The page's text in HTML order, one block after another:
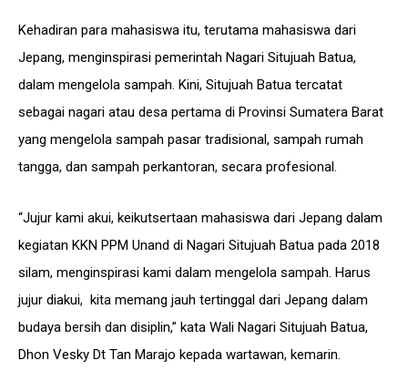
Kehadiran para mahasiswa itu, terutama mahasiswa dari
Jepang, menginspirasi pemerintah Nagari Situjuah Batua,
dalam mengelola sampah. Kini, Situjuah Batua tercatat
sebagai nagari atau desa pertama di Provinsi Sumatera Barat
yang mengelola sampah pasar tradisional, sampah rumah
tangga, dan sampah perkantoran, secara profesional.
“Jujur kami akui, keikutsertaan mahasiswa dari Jepang dalam
kegiatan KKN PPM Unand di Nagari Situjuah Batua pada 2018
silam, menginspirasi kami dalam mengelola sampah. Harus
jujur diakui, kita memang jauh tertinggal dari Jepang dalam
budaya bersih dan disiplin,” kata Wali Nagari Situjuah Batua,
Dhon Vesky Dt Tan Marajo kepada wartawan, kemarin.